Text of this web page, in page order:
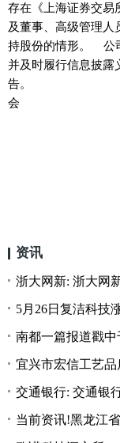
存在《上海证券交
及董事、高级管理人
持股份的情形。 公
并及时履行信息披
告。 浙大网
会
资讯
浙大网新: 浙大网新科
5月26日复洁科技涨
南都一篇报道戳中千万
宜兴市宏信工艺品店
交通银行: 交通银行关于
当前资讯!黑龙江